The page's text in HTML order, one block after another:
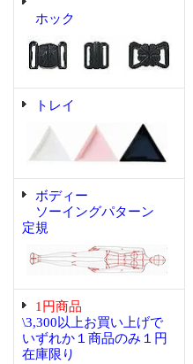
ホック
トレイ
ボディー
ソーイングパターン
定規
1円商品
\3,300以上お買い上げで
いずれか１商品のみ１円
在庫限り